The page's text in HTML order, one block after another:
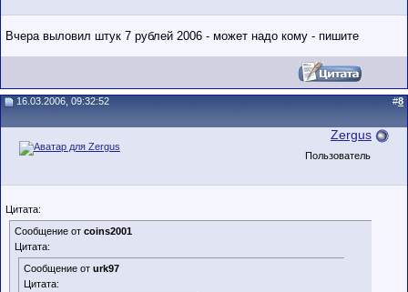
Вчера выловил штук 7 рублей 2006 - может надо кому - пишите
16.03.2006, 09:32:52 #8
Zergus
Пользователь
Цитата:
Сообщение от coins2001
Цитата:
Сообщение от urk97
Цитата: